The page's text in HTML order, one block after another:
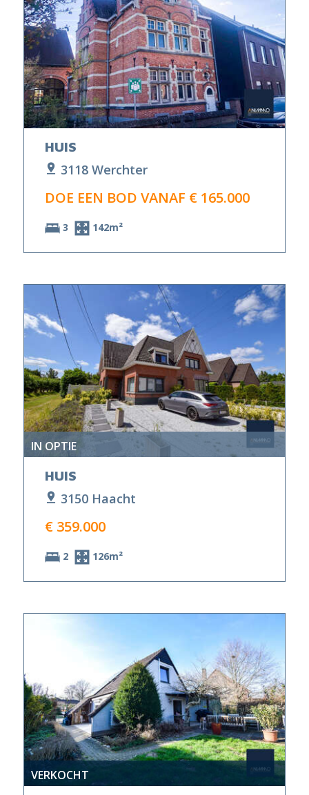
HUIS
3118 Werchter
DOE EEN BOD VANAF € 165.000
3 142m²
IN OPTIE
HUIS
3150 Haacht
€ 359.000
2 126m²
VERKOCHT